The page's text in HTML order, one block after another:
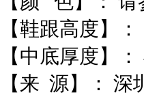
【鞋跟高度】
【中底厚度】：
【来 源】：